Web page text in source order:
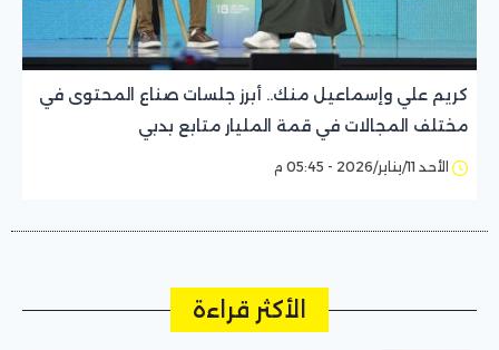
كريم علي وإسماعيل منك.. أبرز جلسات صناع المحتوى في
مختلف المجالات في قمة المليار متابع بدبي
الأحد 11/يناير/2026 - 05:45 م
الأكثر قراءة